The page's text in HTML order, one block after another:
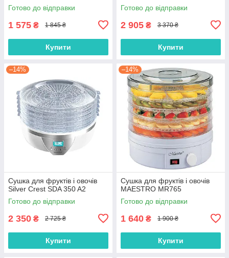
Готово до відправки
1 575 ₴ 1 845 ₴
Купити
Готово до відправки
2 905 ₴ 3 370 ₴
Купити
–14%
Сушка для фруктів і овочів
Silver Crest SDA 350 A2
Готово до відправки
2 350 ₴ 2 725 ₴
Купити
–14%
Сушка для фруктів і овочів
MAESTRO MR765
Готово до відправки
1 640 ₴ 1 900 ₴
Купити